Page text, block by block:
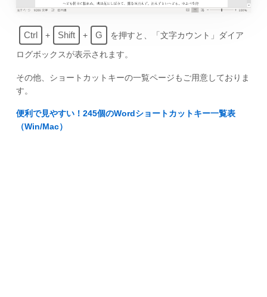
Ctrl + Shift + G
を押すと、「文字カウント」ダイア
ログボックスが表示されます。
その他、ショートカットキーの一覧ページもご用意しておりま
す。
便利で見やすい！245個のWordショートカットキー一覧表
（Win/Mac）